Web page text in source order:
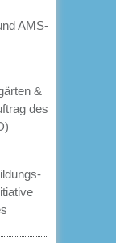
AMS-
&
des